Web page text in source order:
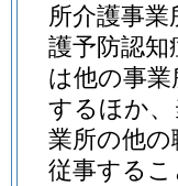
所介護事
護予防認知
は他の事
するほか、
業所の他
従事する